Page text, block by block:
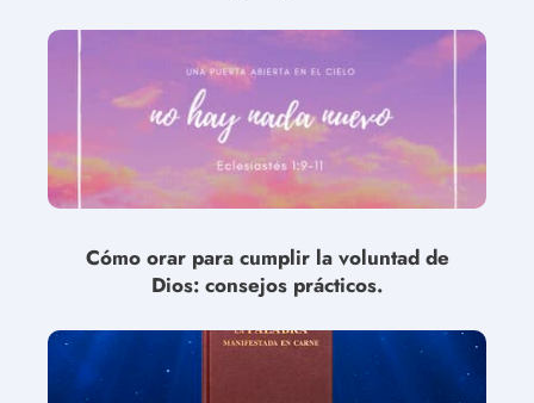
Cómo orar para cumplir la voluntad de
Dios: consejos prácticos.